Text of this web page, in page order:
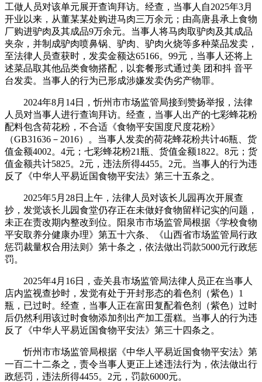
工做人员对该单元展开查询拜访。经查，当事人自2025年3月
开业以来，从董某某处购进马肉三万余元；由高唐县承上食物
厂购进驴肉及其成品9万余元。当事人将马肉取驴肉及其成品
夹杂，并制成驴肉喷鼻锅、驴肉、驴肉火烧等多种菜品发卖，
至法律人员查获时，发卖金额达65166。99元，当事人还将上
述菜品取其他品类食物搭配，以套餐形式通过美 团和抖 音平
台发卖。当事人的行为已形成涉嫌发卖伪劣产物罪。
2024年8月14日，忻州市市场监管局接到赞扬举报，法律
人员对当事人进行查询拜访。经查，当事人出产的七彩蜂花粉
配料包含荷花粉，不合适《食物平安国度尺度花粉》
（GB31636－2016）。当事人发卖的荷花蜂花粉共计46瓶、货
值金额4002。4元；七彩蜂花粉21瓶、货值金额1822。8元；货
值金额共计5825。2元，违法所得4455。2元。当事人的行为违
反了《中华人平易近国食物平安法》第三十五条之。
2025年5月28日上午，法律人员对该长儿园再次开展查
抄，发觉该长儿园食堂仍存正在未做好食物留样记实的问题，
未正在责改期内整改到位。阳泉市市场监管局根据《学校食物
平安取养分健康办理》第五十六条、《山西省市场监管局行政
惩罚裁量权合用法则》第十条之，依法做出罚款5000元行政惩
罚。
2025年4月16日，壶关县市场监管局法律人员正在当事人
店内监视查抄时，发觉有处于开封形态的着色剂（紫色）1
瓶，已过时。经查，当事人正在富田复配着色剂（紫色）过时
后仍然利用该过时食物添加剂出产加工蛋糕。当事人的行为违
反了《中华人平易近国食物平安法》第三十四条之。
忻州市市场监管局根据《中华人平易近国食物平安法》第
一百二十二条之，责令当事人更正上述违法行为，依法做出行
政惩罚，违法所得4455。2元，罚款6000元。